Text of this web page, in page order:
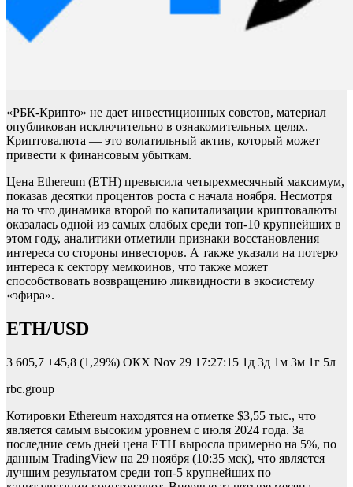
«РБК-Крипто» не дает инвестиционных советов, материал
опубликован исключительно в ознакомительных целях.
Криптовалюта — это волатильный актив, который может
привести к финансовым убыткам.
Цена Ethereum (ETH) превысила четырехмесячный максимум,
показав десятки процентов роста с начала ноября. Несмотря
на то что динамика второй по капитализации криптовалюты
оказалась одной из самых слабых среди топ-10 крупнейших в
этом году, аналитики отметили признаки восстановления
интереса со стороны инвесторов. А также указали на потерю
интереса к сектору мемкоинов, что также может
способствовать возвращению ликвидности в экосистему
«эфира».
ETH/USD
3 605,7 +45,8 (1,29%) ОКХ Nov 29 17:27:15 1д 3д 1м 3м 1г 5л
rbc.group
Котировки Ethereum находятся на отметке $3,55 тыс., что
является самым высоким уровнем с июля 2024 года. За
последние семь дней цена ETH выросла примерно на 5%, по
данным TradingView на 29 ноября (10:35 мск), что является
лучшим результатом среди топ-5 крупнейших по